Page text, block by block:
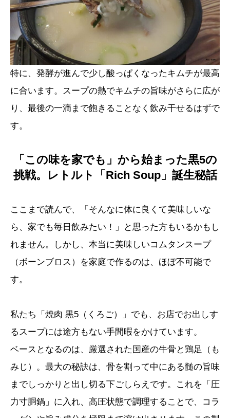
特に、発酵が進んで少し酸っぱくなったキムチが最高
に合います。スープの熱でキムチの旨味がさらに広が
り、最後の一滴まで飽きることなく飲み干せるはずで
す。
「この味を家でも」から始まった黒5の
挑戦。レトルト「Rich Soup」誕生秘話
ここまで読んで、「そんなに体に良くて美味しいな
ら、家でも毎日飲みたい！」と思った方もいるかもし
れません。しかし、本当に美味しいコムタンスープ
（ボーンブロス）を家庭で作るのは、ほぼ不可能で
す。
私たち「焼肉 黒5（くろご）」でも、お店でお出しす
るスープには途方もない手間暇をかけています。
ベースとなるのは、厳選された国産の牛骨と鶏足（も
みじ）。最大の秘訣は、骨を割って中にある髄の旨味
までしっかりと出し切る下ごしらえです。これを「圧
力寸胴鍋」に入れ、高圧状態で調理することで、コラ